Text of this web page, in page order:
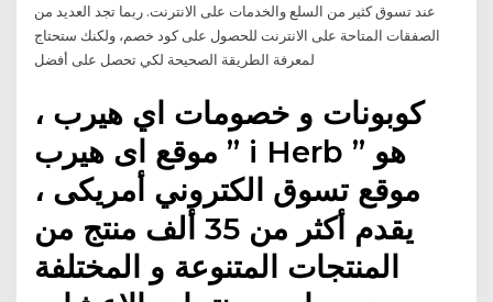
عند تسوق كثير من السلع والخدمات على الانترنت. ربما تجد العديد من
الصفقات المتاحة على الانترنت للحصول على كود خصم، ولكنك ستحتاج
لمعرفة الطريقة الصحيحة لكي تحصل على أفضل
كوبونات و خصومات اي هيرب ،
موقع اى هيرب ” i Herb ” هو
موقع تسوق الكتروني أمريكى ،
يقدم أكثر من 35 ألف منتج من
المنتجات المتنوعة و المختلفة